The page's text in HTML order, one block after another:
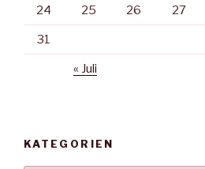
24 25 26 27
31
« Juli
KATEGORIEN